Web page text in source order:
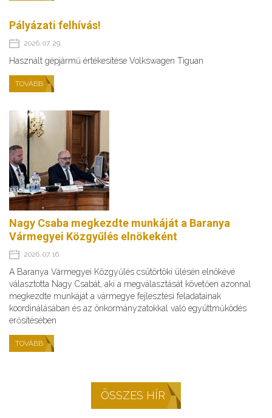
Pályázati felhívás!
2026. 07. 29.
Használt gépjármű értékesítése Volkswagen Tiguan
TOVÁBB
Nagy Csaba megkezdte munkáját a Baranya
Vármegyei Közgyűlés elnökeként
2026. 07. 16.
A Baranya Vármegyei Közgyűlés csütörtöki ülésén elnökévé
választotta Nagy Csabát, aki a megválasztását követően azonnal
megkezdte munkáját a vármegye fejlesztési feladatainak
koordinálásában és az önkormányzatokkal való együttműködés
erősítésében
TOVÁBB
ÖSSZES HÍR